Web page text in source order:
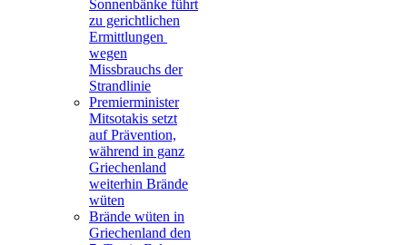
Sonnenbänke führt
zu gerichtlichen
Ermittlungen
wegen
Missbrauchs der
Strandlinie
Premierminister
Mitsotakis setzt
auf Prävention,
während in ganz
Griechenland
weiterhin Brände
wüten
Brände wüten in
Griechenland den